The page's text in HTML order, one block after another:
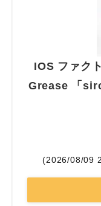
IOS ファク
Grease 「
(2026/08/09